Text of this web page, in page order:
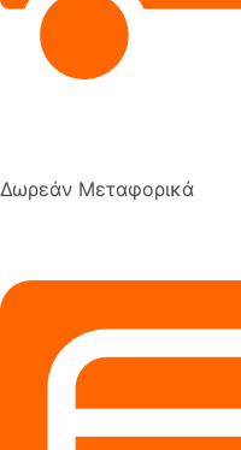
Δωρεάν Μεταφορικά